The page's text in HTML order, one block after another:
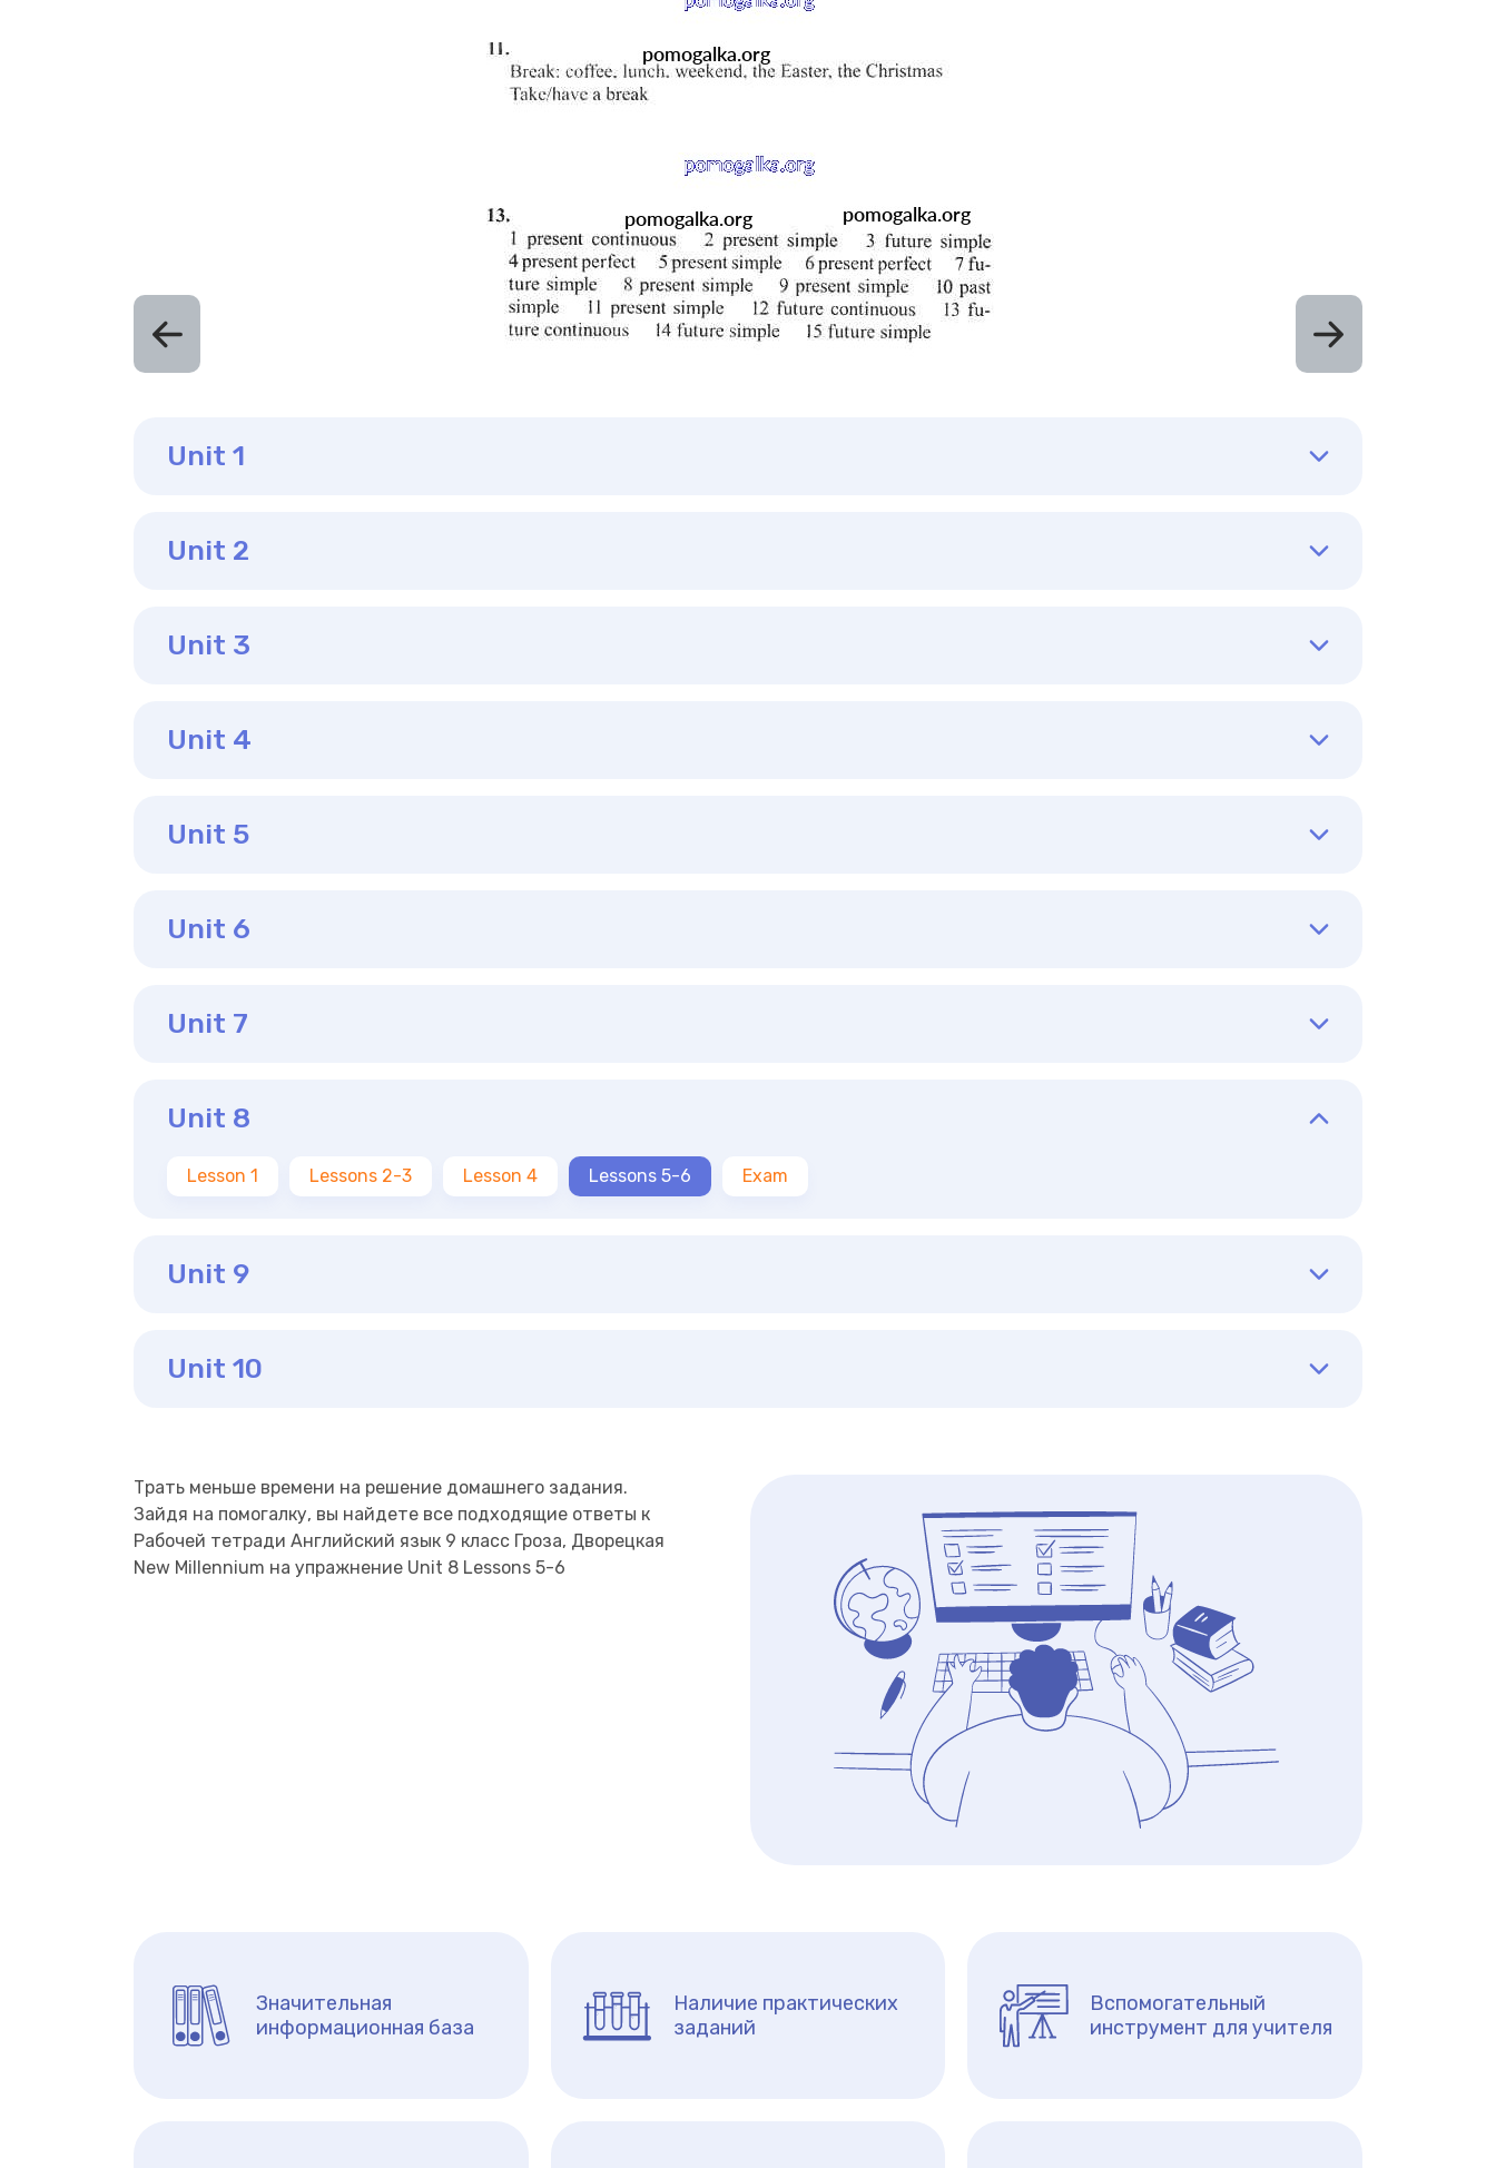
Unit 1
Unit 2
Unit 3
Unit 4
Unit 5
Unit 6
Unit 7
Unit 8
Lesson 1 Lessons 2-3 Lesson 4 Lessons 5-6 Exam
Unit 9
Unit 10
Трать меньше времени на решение домашнего задания.
Зайдя на помогалку, вы найдете все подходящие ответы к
Рабочей тетради Английский язык 9 класс Гроза, Дворецкая
New Millennium на упражнение Unit 8 Lessons 5-6
Значительная
информационная база
Наличие практических
заданий
Вспомогательный
инструмент для учителя